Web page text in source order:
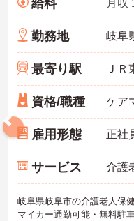
給料 月収
勤務地 岐阜
最寄り駅
資格/職種
雇用形態 正社
サービス 介護
岐阜県岐阜市の介護老人保
マイカー通勤可能・無料駐